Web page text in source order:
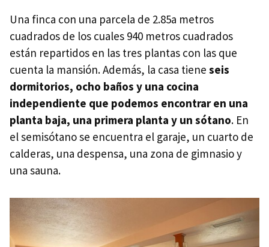
Una finca con una parcela de 2.85a metros
cuadrados de los cuales 940 metros cuadrados
están repartidos en las tres plantas con las que
cuenta la mansión. Además, la casa tiene seis
dormitorios, ocho baños y una cocina
independiente que podemos encontrar en una
planta baja, una primera planta y un sótano. En
el semisótano se encuentra el garaje, un cuarto de
calderas, una despensa, una zona de gimnasio y
una sauna.